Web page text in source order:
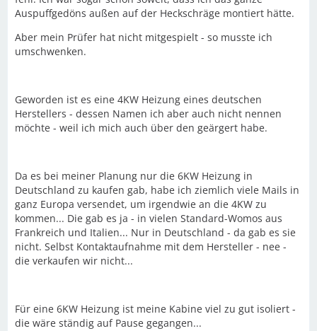
Auspuffgedöns außen auf der Heckschräge montiert hätte.
Aber mein Prüfer hat nicht mitgespielt - so musste ich
umschwenken.
Geworden ist es eine 4KW Heizung eines deutschen
Herstellers - dessen Namen ich aber auch nicht nennen
möchte - weil ich mich auch über den geärgert habe.
Da es bei meiner Planung nur die 6KW Heizung in
Deutschland zu kaufen gab, habe ich ziemlich viele Mails in
ganz Europa versendet, um irgendwie an die 4KW zu
kommen... Die gab es ja - in vielen Standard-Womos aus
Frankreich und Italien... Nur in Deutschland - da gab es sie
nicht. Selbst Kontaktaufnahme mit dem Hersteller - nee -
die verkaufen wir nicht...
Für eine 6KW Heizung ist meine Kabine viel zu gut isoliert -
die wäre ständig auf Pause gegangen...